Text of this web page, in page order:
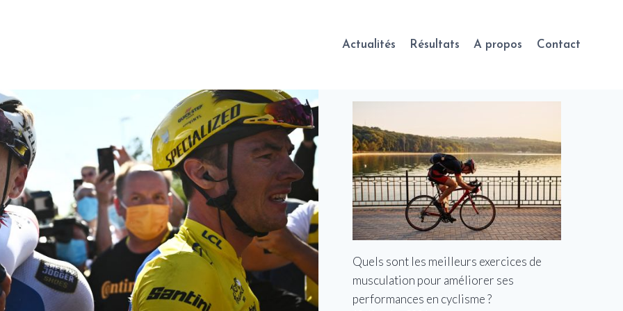
Actualités Résultats A propos Contact
Quels sont les meilleurs exercices de
musculation pour améliorer ses
performances en cyclisme ?